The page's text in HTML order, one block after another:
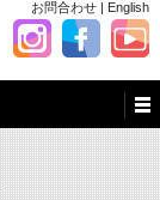
お問合わせ | English